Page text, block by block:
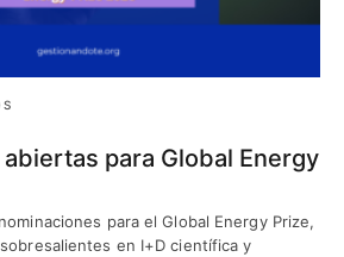
para Global Energy
para el Global Energy Prize,
en I+D científica y